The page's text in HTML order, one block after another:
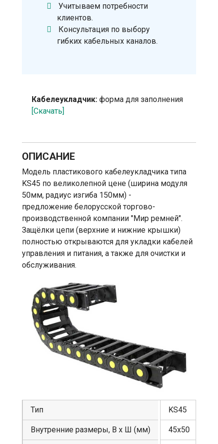
Учитываем потребности
клиентов.
Консультация по выбору
гибких кабельных каналов.
Кабелеукладчик: форма для заполнения
[Скачать]
ОПИСАНИЕ
Модель пластикового кабелеукладчика типа
KS45 по великолепной цене (ширина модуля
50мм, радиус изгиба 150мм) -
предложение белорусской торгово-
производственной компании "Мир ремней".
Защёлки цепи (верхние и нижние крышки)
полностью открываются для укладки кабелей
управления и питания, а также для очистки и
обслуживания.
Тип
Внутренние размеры, В х Ш (мм)
KS45
45х50